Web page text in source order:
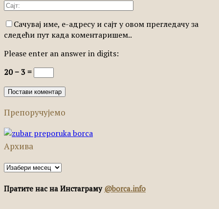
Сачувај име, е-адресу и сајт у овом прегледачу за
следећи пут када коментаришем..
Please enter an answer in digits:
20 − 3 =
Препоручујемо
Архива
Архива
Пратите нас на Инстаграму @borca.info